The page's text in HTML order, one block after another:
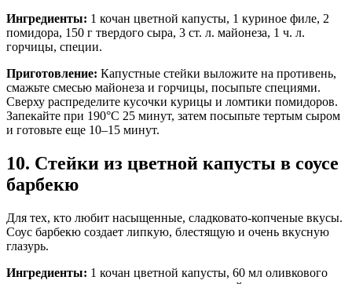
Ингредиенты: 1 кочан цветной капусты, 1 куриное филе, 2
помидора, 150 г твердого сыра, 3 ст. л. майонеза, 1 ч. л.
горчицы, специи.
Приготовление: Капустные стейки выложите на противень,
смажьте смесью майонеза и горчицы, посыпьте специями.
Сверху распределите кусочки курицы и ломтики помидоров.
Запекайте при 190°C 25 минут, затем посыпьте тертым сыром
и готовьте еще 10–15 минут.
10. Стейки из цветной капусты в соусе
барбекю
Для тех, кто любит насыщенные, сладковато-копченые вкусы.
Соус барбекю создает липкую, блестящую и очень вкусную
глазурь.
Ингредиенты: 1 кочан цветной капусты, 60 мл оливкового